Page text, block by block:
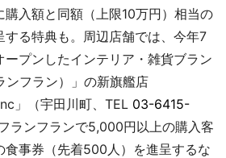
購入額と同額（上限10万円）相当の
する特典も。周辺店舗では、今年7
ープンしたインテリア・雑貨ブラン
ンフラン）」の新旗艦店
」（宇田川町、TEL 03-6415-
ランフランで5,000円以上の購入客
食事券（先着500人）を進呈するな